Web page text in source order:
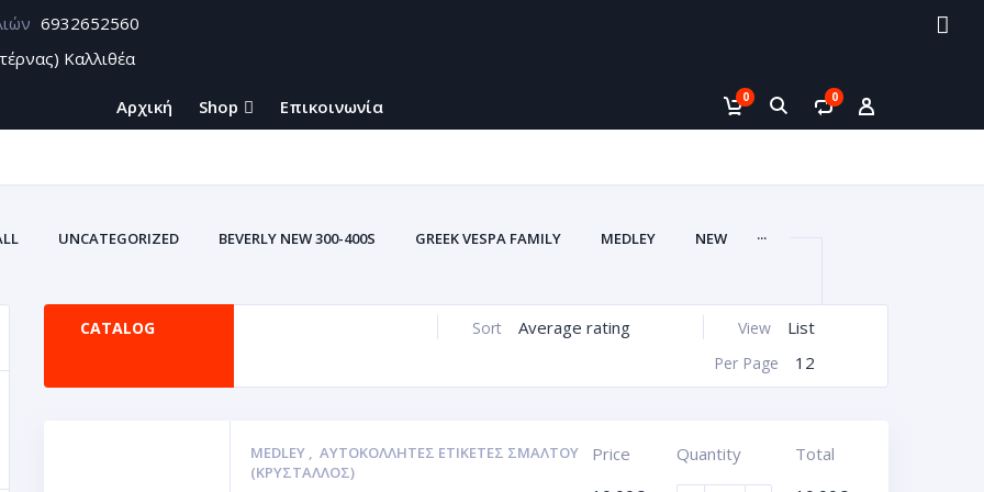
6932652560
Καλλιθέα
Αρχική Shop Επικοινωνία 0 0
UNCATEGORIZED BEVERLY NEW 300-400S GREEK VESPA FAMILY MEDLEY NEW ...
CATALOG View List
Sort Average rating
Per Page 12
MEDLEY ,ΑΥΤΟΚΌΛΛΗΤΕΣ ΕΤΙΚΈΤΕΣ ΣΜΆΛΤΟΥ
(ΚΡΥΣΤΑΛΛΟΣ)
Price
Quantity
Total